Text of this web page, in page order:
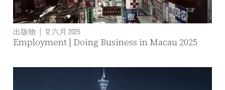
出版物 | 12 六月 2025
Employment | Doing Business in Macau 2025